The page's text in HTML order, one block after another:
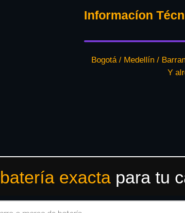
Informacíon
Bogotá / Medellín /
Y
batería exacta para tu